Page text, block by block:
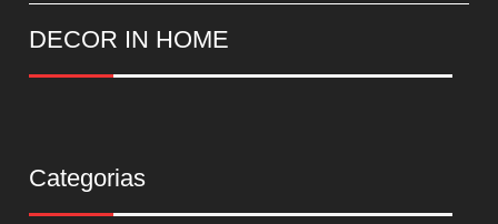
DECOR IN HOME
Categorias